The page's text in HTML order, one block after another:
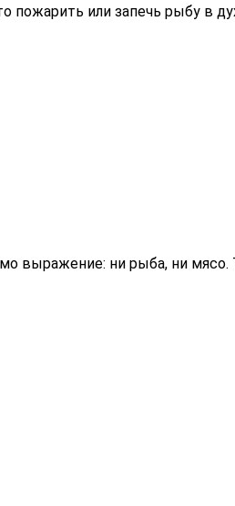
пожарить или запечь рыбу в
выражение: ни рыба, ни мясо.